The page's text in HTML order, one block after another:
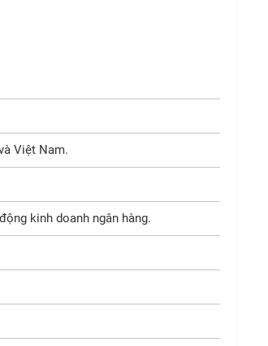
Việt Nam.
kinh doanh ngân hàng.